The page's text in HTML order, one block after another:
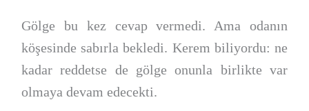
Gölge bu kez cevap vermedi. Ama odanın
köşesinde sabırla bekledi. Kerem biliyordu: ne
kadar reddetse de gölge onunla birlikte var
olmaya devam edecekti.